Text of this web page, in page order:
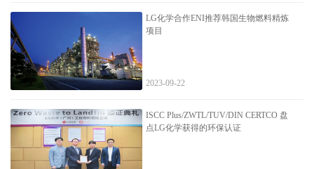
LG化学合作ENI推荐韩国生物燃料精炼
项目
2023-09-22
ISCC Plus/ZWTL/TUV/DIN CERTCO 盘
点LG化学获得的环保认证